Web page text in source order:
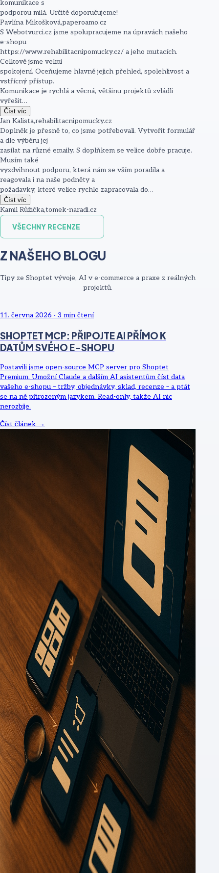
komunikace s
podporou milá. Určitě doporučujeme!
Pavlína Mikošková,paperoamo.cz
S Webotvurci.cz jsme spolupracujeme na úpravách našeho
e-shopu
https://www.rehabilitacnipomucky.cz/ a jeho mutacích.
Celkově jsme velmi
spokojení. Oceňujeme hlavně jejich přehled, spolehlivost a
vstřícný přístup.
Komunikace je rychlá a věcná, většinu projektů zvládli
vyřešit…
Číst víc
Jan Kalista,rehabilitacnipomucky.cz
Doplněk je přesně to, co jsme potřebovali. Vytvořit formulář
a dle výběru jej
zasílat na různé emaily. S doplňkem se velice dobře pracuje.
Musím také
vyzdvihnout podporu, která nám se vším poradila a
reagovala i na naše podněty a
požadavky, které velice rychle zapracovala do…
Číst víc
Kamil Růžička,tomek-naradi.cz
VŠECHNY RECENZE
Z NAŠEHO BLOGU
Tipy ze Shoptet vývoje, AI v e-commerce a praxe z reálných
projektů.
11. června 2026 · 3 min čtení
SHOPTET MCP: PŘIPOJTE AI PŘÍMO K
DATŮM SVÉHO E-SHOPU
Postavili jsme open-source MCP server pro Shoptet
Premium. Umožní Claude a dalším AI asistentům číst data
vašeho e-shopu – tržby, objednávky, sklad, recenze – a ptát
se na ně přirozeným jazykem. Read-only, takže AI nic
nerozbije.
Číst článek →